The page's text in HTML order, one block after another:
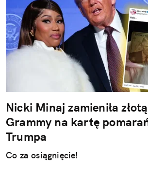
Nicki Minaj zamieniła
Grammy na kartę
Trumpa
Co za osiągnięcie!